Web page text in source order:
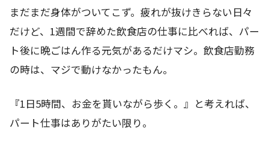
まだまだ身体がついてこず。疲れが抜けきらない日々
だけど、1週間で辞めた飲食店の仕事に比べれば、パー
ト後に晩ごはん作る元気があるだけマシ。飲食店勤務
の時は、マジで動けなかったもん。
『1日5時間、お金を貰いながら歩く。』と考えれば、
パート仕事はありがたい限り。